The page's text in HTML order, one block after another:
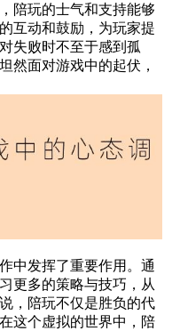
陪玩的士气和支持能够
互动和鼓励，为玩家提
失败时不至于感到孤
然面对游戏中的起伏，
中发挥了重要作用。通
更多的策略与技巧，从
，陪玩不仅是胜负的代
这个虚拟的世界中，陪